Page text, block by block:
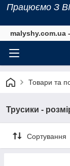
Працюємо З
malyshy.com.ua
Товари та
Трусики -
Сортування